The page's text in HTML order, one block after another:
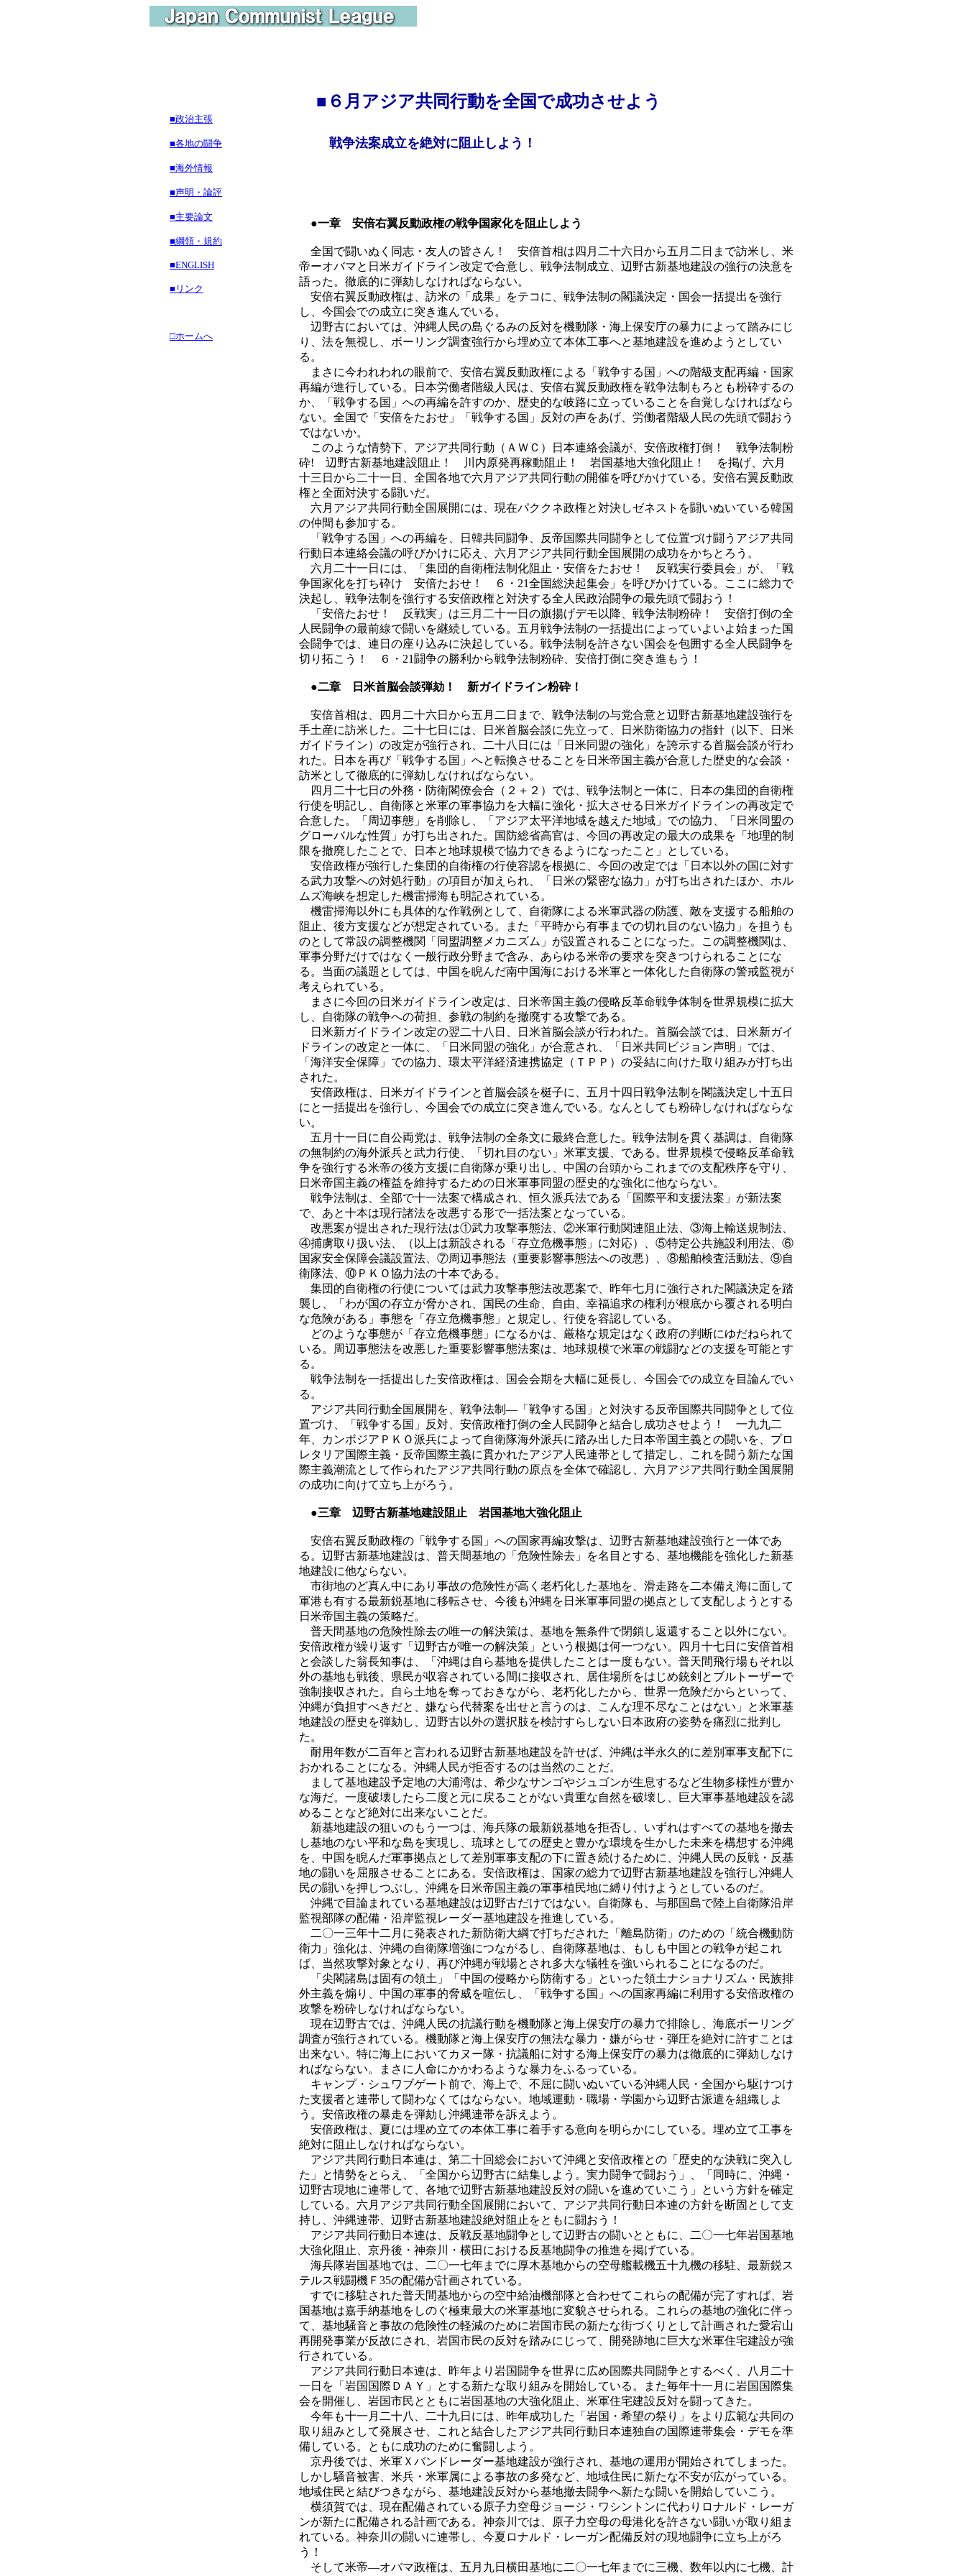
■政治主張
■各地の闘争
■海外情報
■声明・論評
■主要論文
■綱領・規約
■ENGLISH
■リンク
□ホームへ
■ ６月アジア共同行動を全国で成功させよう
戦争法案成立を絶対に阻止しよう！
●一章 安倍右翼反動政権の戦争国家化を阻止しよう
全国で闘いぬく同志・友人の皆さん！ 安倍首相は四月二十六日から五月二日まで訪米し、米
帝ーオバマと日米ガイドライン改定で合意し、戦争法制成立、辺野古新基地建設の強行の決意を
語った。徹底的に弾劾しなければならない。
安倍右翼反動政権は、訪米の「成果」をテコに、戦争法制の閣議決定・国会一括提出を強行
し、今国会での成立に突き進んでいる。
辺野古においては、沖縄人民の島ぐるみの反対を機動隊・海上保安庁の暴力によって踏みにじ
り、法を無視し、ボーリング調査強行から埋め立て本体工事へと基地建設を進めようとしてい
る。
まさに今われわれの眼前で、安倍右翼反動政権による「戦争する国」への階級支配再編・国家
再編が進行している。日本労働者階級人民は、安倍右翼反動政権を戦争法制もろとも粉砕するの
か、「戦争する国」への再編を許すのか、歴史的な岐路に立っていることを自覚しなければなら
ない。全国で「安倍をたおせ」「戦争する国」反対の声をあげ、労働者階級人民の先頭で闘おう
ではないか。
このような情勢下、アジア共同行動（ＡＷＣ）日本連絡会議が、安倍政権打倒！ 戦争法制粉
砕! 辺野古新基地建設阻止！ 川内原発再稼動阻止！ 岩国基地大強化阻止！ を掲げ、六月
十三日から二十一日、全国各地で六月アジア共同行動の開催を呼びかけている。安倍右翼反動政
権と全面対決する闘いだ。
六月アジア共同行動全国展開には、現在パククネ政権と対決しゼネストを闘いぬいている韓国
の仲間も参加する。
「戦争する国」への再編を、日韓共同闘争、反帝国際共同闘争として位置づけ闘うアジア共同
行動日本連絡会議の呼びかけに応え、六月アジア共同行動全国展開の成功をかちとろう。
六月二十一日には、「集団的自衛権法制化阻止・安倍をたおせ！ 反戦実行委員会」が、「戦
争国家化を打ち砕け 安倍たおせ！ ６・21全国総決起集会」を呼びかけている。ここに総力で
決起し、戦争法制を強行する安倍政権と対決する全人民政治闘争の最先頭で闘おう！
「安倍たおせ！ 反戦実」は三月二十一日の旗揚げデモ以降、戦争法制粉砕！ 安倍打倒の全
人民闘争の最前線で闘いを継続している。五月戦争法制の一括提出によっていよいよ始まった国
会闘争では、連日の座り込みに決起している。戦争法制を許さない国会を包囲する全人民闘争を
切り拓こう！ ６・21闘争の勝利から戦争法制粉砕、安倍打倒に突き進もう！
●二章 日米首脳会談弾劾！ 新ガイドライン粉砕！
安倍首相は、四月二十六日から五月二日まで、戦争法制の与党合意と辺野古新基地建設強行を
手土産に訪米した。二十七日には、日米首脳会談に先立って、日米防衛協力の指針（以下、日米
ガイドライン）の改定が強行され、二十八日には「日米同盟の強化」を誇示する首脳会談が行わ
れた。日本を再び「戦争する国」へと転換させることを日米帝国主義が合意した歴史的な会談・
訪米として徹底的に弾劾しなければならない。
四月二十七日の外務・防衛閣僚会合（２＋２）では、戦争法制と一体に、日本の集団的自衛権
行使を明記し、自衛隊と米軍の軍事協力を大幅に強化・拡大させる日米ガイドラインの再改定で
合意した。「周辺事態」を削除し、「アジア太平洋地域を越えた地域」での協力、「日米同盟の
グローバルな性質」が打ち出された。国防総省高官は、今回の再改定の最大の成果を「地理的制
限を撤廃したことで、日本と地球規模で協力できるようになったこと」としている。
安倍政権が強行した集団的自衛権の行使容認を根拠に、今回の改定では「日本以外の国に対す
る武力攻撃への対処行動」の項目が加えられ、「日米の緊密な協力」が打ち出されたほか、ホル
ムズ海峡を想定した機雷掃海も明記されている。
機雷掃海以外にも具体的な作戦例として、自衛隊による米軍武器の防護、敵を支援する船舶の
阻止、後方支援などが想定されている。また「平時から有事までの切れ目のない協力」を担うも
のとして常設の調整機関「同盟調整メカニズム」が設置されることになった。この調整機関は、
軍事分野だけではなく一般行政分野まで含み、あらゆる米帝の要求を突きつけられることにな
る。当面の議題としては、中国を睨んだ南中国海における米軍と一体化した自衛隊の警戒監視が
考えられている。
まさに今回の日米ガイドライン改定は、日米帝国主義の侵略反革命戦争体制を世界規模に拡大
し、自衛隊の戦争への荷担、参戦の制約を撤廃する攻撃である。
日米新ガイドライン改定の翌二十八日、日米首脳会談が行われた。首脳会談では、日米新ガイ
ドラインの改定と一体に、「日米同盟の強化」が合意され、「日米共同ビジョン声明」では、
「海洋安全保障」での協力、環太平洋経済連携協定（ＴＰＰ）の妥結に向けた取り組みが打ち出
された。
安倍政権は、日米ガイドラインと首脳会談を梃子に、五月十四日戦争法制を閣議決定し十五日
にと一括提出を強行し、今国会での成立に突き進んでいる。なんとしても粉砕しなければならな
い。
五月十一日に自公両党は、戦争法制の全条文に最終合意した。戦争法制を貫く基調は、自衛隊
の無制約の海外派兵と武力行使、「切れ目のない」米軍支援、である。世界規模で侵略反革命戦
争を強行する米帝の後方支援に自衛隊が乗り出し、中国の台頭からこれまでの支配秩序を守り、
日米帝国主義の権益を維持するための日米軍事同盟の歴史的な強化に他ならない。
戦争法制は、全部で十一法案で構成され、恒久派兵法である「国際平和支援法案」が新法案
で、あと十本は現行諸法を改悪する形で一括法案となっている。
改悪案が提出された現行法は①武力攻撃事態法、②米軍行動関連阻止法、③海上輸送規制法、
④捕虜取り扱い法、（以上は新設される「存立危機事態」に対応）、⑤特定公共施設利用法、⑥
国家安全保障会議設置法、⑦周辺事態法（重要影響事態法への改悪）、⑧船舶検査活動法、⑨自
衛隊法、⑩ＰＫＯ協力法の十本である。
集団的自衛権の行使については武力攻撃事態法改悪案で、昨年七月に強行された閣議決定を踏
襲し、「わが国の存立が脅かされ、国民の生命、自由、幸福追求の権利が根底から覆される明白
な危険がある」事態を「存立危機事態」と規定し、行使を容認している。
どのような事態が「存立危機事態」になるかは、厳格な規定はなく政府の判断にゆだねられて
いる。周辺事態法を改悪した重要影響事態法案は、地球規模で米軍の戦闘などの支援を可能とす
る。
戦争法制を一括提出した安倍政権は、国会会期を大幅に延長し、今国会での成立を目論んでい
る。
アジア共同行動全国展開を、戦争法制―「戦争する国」と対決する反帝国際共同闘争として位
置づけ、「戦争する国」反対、安倍政権打倒の全人民闘争と結合し成功させよう！ 一九九二
年、カンボジアＰＫＯ派兵によって自衛隊海外派兵に踏み出した日本帝国主義との闘いを、プロ
レタリア国際主義・反帝国際主義に貫かれたアジア人民連帯として措定し、これを闘う新たな国
際主義潮流として作られたアジア共同行動の原点を全体で確認し、六月アジア共同行動全国展開
の成功に向けて立ち上がろう。
●三章 辺野古新基地建設阻止 岩国基地大強化阻止
安倍右翼反動政権の「戦争する国」への国家再編攻撃は、辺野古新基地建設強行と一体であ
る。辺野古新基地建設は、普天間基地の「危険性除去」を名目とする、基地機能を強化した新基
地建設に他ならない。
市街地のど真ん中にあり事故の危険性が高く老朽化した基地を、滑走路を二本備え海に面して
軍港も有する最新鋭基地に移転させ、今後も沖縄を日米軍事同盟の拠点として支配しようとする
日米帝国主義の策略だ。
普天間基地の危険性除去の唯一の解決策は、基地を無条件で閉鎖し返還すること以外にない。
安倍政権が繰り返す「辺野古が唯一の解決策」という根拠は何一つない。四月十七日に安倍首相
と会談した翁長知事は、「沖縄は自ら基地を提供したことは一度もない。普天間飛行場もそれ以
外の基地も戦後、県民が収容されている間に接収され、居住場所をはじめ銃剣とブルトーザーで
強制接収された。自ら土地を奪っておきながら、老朽化したから、世界一危険だからといって、
沖縄が負担すべきだと、嫌なら代替案を出せと言うのは、こんな理不尽なことはない」と米軍基
地建設の歴史を弾劾し、辺野古以外の選択肢を検討すらしない日本政府の姿勢を痛烈に批判し
た。
耐用年数が二百年と言われる辺野古新基地建設を許せば、沖縄は半永久的に差別軍事支配下に
おかれることになる。沖縄人民が拒否するのは当然のことだ。
まして基地建設予定地の大浦湾は、希少なサンゴやジュゴンが生息するなど生物多様性が豊か
な海だ。一度破壊したら二度と元に戻ることがない貴重な自然を破壊し、巨大軍事基地建設を認
めることなど絶対に出来ないことだ。
新基地建設の狙いのもう一つは、海兵隊の最新鋭基地を拒否し、いずれはすべての基地を撤去
し基地のない平和な島を実現し、琉球としての歴史と豊かな環境を生かした未来を構想する沖縄
を、中国を睨んだ軍事拠点として差別軍事支配の下に置き続けるために、沖縄人民の反戦・反基
地の闘いを屈服させることにある。安倍政権は、国家の総力で辺野古新基地建設を強行し沖縄人
民の闘いを押しつぶし、沖縄を日米帝国主義の軍事植民地に縛り付けようとしているのだ。
沖縄で目論まれている基地建設は辺野古だけではない。自衛隊も、与那国島で陸上自衛隊沿岸
監視部隊の配備・沿岸監視レーダー基地建設を推進している。
二〇一三年十二月に発表された新防衛大綱で打ちだされた「離島防衛」のための「統合機動防
衛力」強化は、沖縄の自衛隊増強につながるし、自衛隊基地は、もしも中国との戦争が起これ
ば、当然攻撃対象となり、再び沖縄が戦場とされ多大な犠牲を強いられることになるのだ。
「尖閣諸島は固有の領土」「中国の侵略から防衛する」といった領土ナショナリズム・民族排
外主義を煽り、中国の軍事的脅威を喧伝し、「戦争する国」への国家再編に利用する安倍政権の
攻撃を粉砕しなければならない。
現在辺野古では、沖縄人民の抗議行動を機動隊と海上保安庁の暴力で排除し、海底ボーリング
調査が強行されている。機動隊と海上保安庁の無法な暴力・嫌がらせ・弾圧を絶対に許すことは
出来ない。特に海上においてカヌー隊・抗議船に対する海上保安庁の暴力は徹底的に弾劾しなけ
ればならない。まさに人命にかかわるような暴力をふるっている。
キャンプ・シュワブゲート前で、海上で、不屈に闘いぬいている沖縄人民・全国から駆けつけ
た支援者と連帯して闘わなくてはならない。地域運動・職場・学園から辺野古派遣を組織しよ
う。安倍政権の暴走を弾劾し沖縄連帯を訴えよう。
安倍政権は、夏には埋め立ての本体工事に着手する意向を明らかにしている。埋め立て工事を
絶対に阻止しなければならない。
アジア共同行動日本連は、第二十回総会において沖縄と安倍政権との「歴史的な決戦に突入し
た」と情勢をとらえ、「全国から辺野古に結集しよう。実力闘争で闘おう」、「同時に、沖縄・
辺野古現地に連帯して、各地で辺野古新基地建設反対の闘いを進めていこう」という方針を確定
している。六月アジア共同行動全国展開において、アジア共同行動日本連の方針を断固として支
持し、沖縄連帯、辺野古新基地建設絶対阻止をともに闘おう！
アジア共同行動日本連は、反戦反基地闘争として辺野古の闘いとともに、二〇一七年岩国基地
大強化阻止、京丹後・神奈川・横田における反基地闘争の推進を掲げている。
海兵隊岩国基地では、二〇一七年までに厚木基地からの空母艦載機五十九機の移駐、最新鋭ス
テルス戦闘機Ｆ35の配備が計画されている。
すでに移駐された普天間基地からの空中給油機部隊と合わせてこれらの配備が完了すれば、岩
国基地は嘉手納基地をしのぐ極東最大の米軍基地に変貌させられる。これらの基地の強化に伴っ
て、基地騒音と事故の危険性の軽減のために岩国市民の新たな街づくりとして計画された愛宕山
再開発事業が反故にされ、岩国市民の反対を踏みにじって、開発跡地に巨大な米軍住宅建設が強
行されている。
アジア共同行動日本連は、昨年より岩国闘争を世界に広め国際共同闘争とするべく、八月二十
一日を「岩国国際ＤＡＹ」とする新たな取り組みを開始している。また毎年十一月に岩国国際集
会を開催し、岩国市民とともに岩国基地の大強化阻止、米軍住宅建設反対を闘ってきた。
今年も十一月二十八、二十九日には、昨年成功した「岩国・希望の祭り」をより広範な共同の
取り組みとして発展させ、これと結合したアジア共同行動日本連独自の国際連帯集会・デモを準
備している。ともに成功のために奮闘しよう。
京丹後では、米軍Ｘバンドレーダー基地建設が強行され、基地の運用が開始されてしまった。
しかし騒音被害、米兵・米軍属による事故の多発など、地域住民に新たな不安が広がっている。
地域住民と結びつきながら、基地建設反対から基地撤去闘争へ新たな闘いを開始していこう。
横須賀では、現在配備されている原子力空母ジョージ・ワシントンに代わりロナルド・レーガ
ンが新たに配備される計画である。神奈川では、原子力空母の母港化を許さない闘いが取り組ま
れている。神奈川の闘いに連帯し、今夏ロナルド・レーガン配備反対の現地闘争に立ち上がろ
う！
そして米帝―オバマ政権は、五月九日横田基地に二〇一七年までに三機、数年以内に七機、計